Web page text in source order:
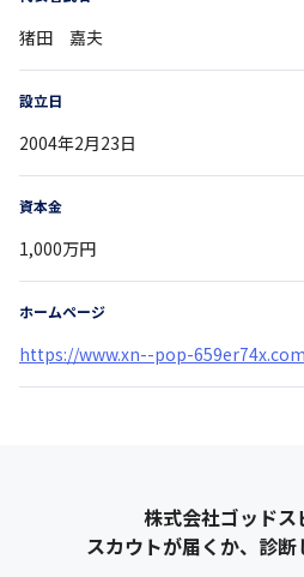
猪田 嘉夫
設立日
2004年2月23日
資本金
1,000万円
ホームページ
https://www.xn--pop-
株式会社ゴッドス
スカウトが届くか、診断